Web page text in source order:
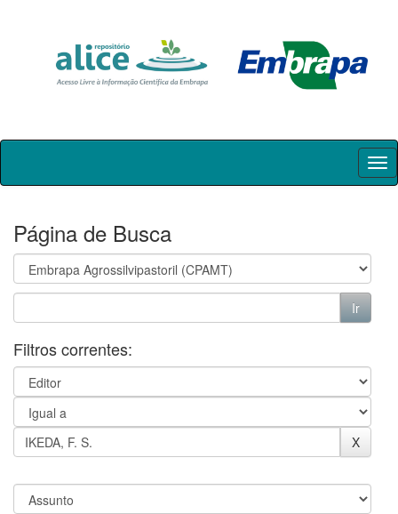
Skip
Página de Busca
Filtros correntes: